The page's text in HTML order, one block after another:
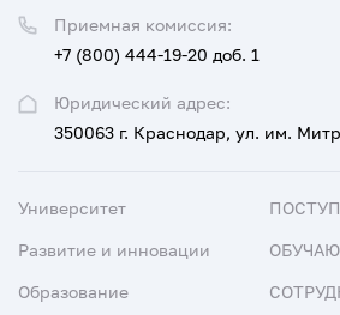
Юридический адрес:
350063 г. Краснодар, ул. им.
Приемная комиссия:
+7 (800) 444-19-20 доб. 1
Университет
Развитие и инновации
Образование